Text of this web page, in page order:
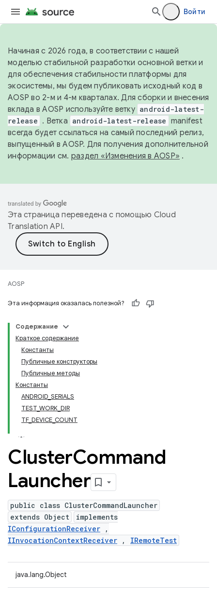
Войти
Начиная с 2026 года, в соответствии с нашей
моделью стабильной разработки основной ветки и
для обеспечения стабильности платформы для
экосистемы, мы будем публиковать исходный код в
AOSP во 2-м и 4-м кварталах. Для сборки и внесения
вклада в AOSP используйте ветку android-latest-
release . Ветка android-latest-release manifest
всегда будет ссылаться на самый последний релиз,
выпущенный в AOSP. Для получения дополнительной
информации см. раздел «Изменения в AOSP» .
Эта страница переведена с помощью Cloud
Translation API.
AOSP
Эта информация оказалась полезной?
Содержание
Краткое содержание
Константы
Публичные конструкторы
Публичные методы
Константы
ANDROID_SERIALS
TEST_WORK_DIR
TF_DEVICE_COUNT
ClusterCommand
Launcher
public class ClusterCommandLauncher
extends Object
implements
IConfigurationReceiver ,
IInvocationContextReceiver , IRemoteTest
java.lang.Object